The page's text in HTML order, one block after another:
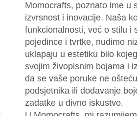
Momocrafts, poznato ime u
izvrsnost i inovacije. Naša
funkcionalnosti, već o stilu i
pojedince i tvrtke, nudimo
uklapaju u estetiku bilo
svojim živopisnim bojama i
da se vaše poruke ne
podsjetnika ili dodavanje
zadatke u divno iskustvo.